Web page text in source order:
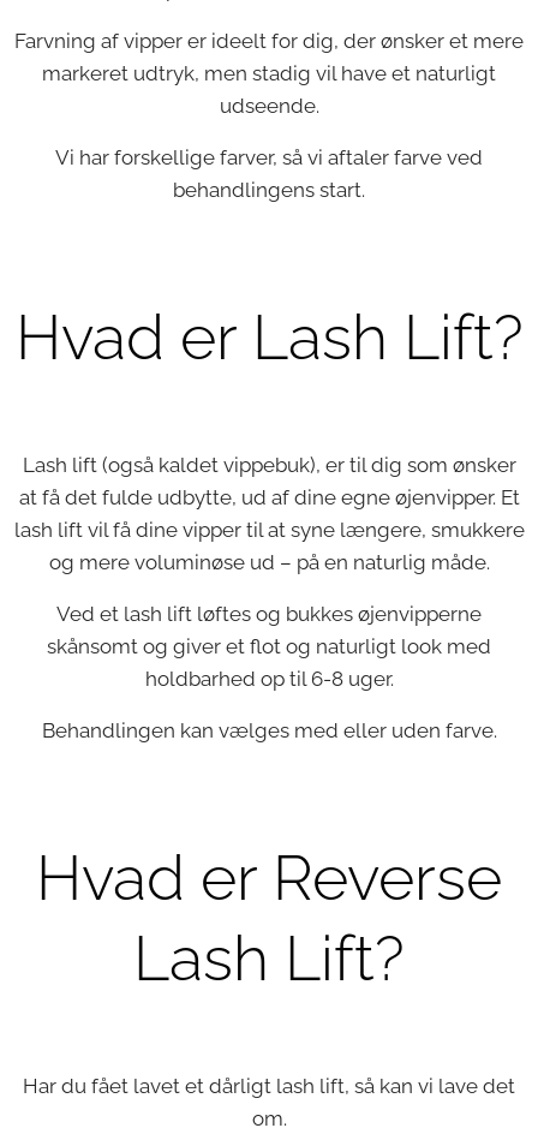
Farvning af vipper er ideelt for dig, der ønsker et mere
markeret udtryk, men stadig vil have et naturligt
udseende.
Vi har forskellige farver, så vi aftaler farve ved
behandlingens start.
Hvad er Lash Lift?
Lash lift (også kaldet vippebuk), er til dig som ønsker
at få det fulde udbytte, ud af dine egne øjenvipper. Et
lash lift vil få dine vipper til at syne længere, smukkere
og mere voluminøse ud – på en naturlig måde.
Ved et lash lift løftes og bukkes øjenvipperne
skånsomt og giver et flot og naturligt look med
holdbarhed op til 6-8 uger.
Behandlingen kan vælges med eller uden farve.
Hvad er Reverse
Lash Lift?
Har du fået lavet et dårligt lash lift, så kan vi lave det
om.